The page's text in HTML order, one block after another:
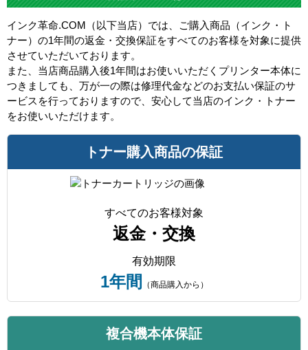
インク革命.COM（以下当店）では、ご購入商品（インク・ト
ナー）の1年間の返金・交換保証をすべてのお客様を対象に提供
させていただいております。
また、当店商品購入後1年間はお使いいただくプリンター本体に
つきましても、万が一の際は修理代金などのお支払い保証のサ
ービスを行っておりますので、安心して当店のインク・トナー
をお使いいただけます。
トナー購入商品の保証
すべてのお客様対象
返金・交換
有効期限
1年間 （商品購入から）
複合機本体保証